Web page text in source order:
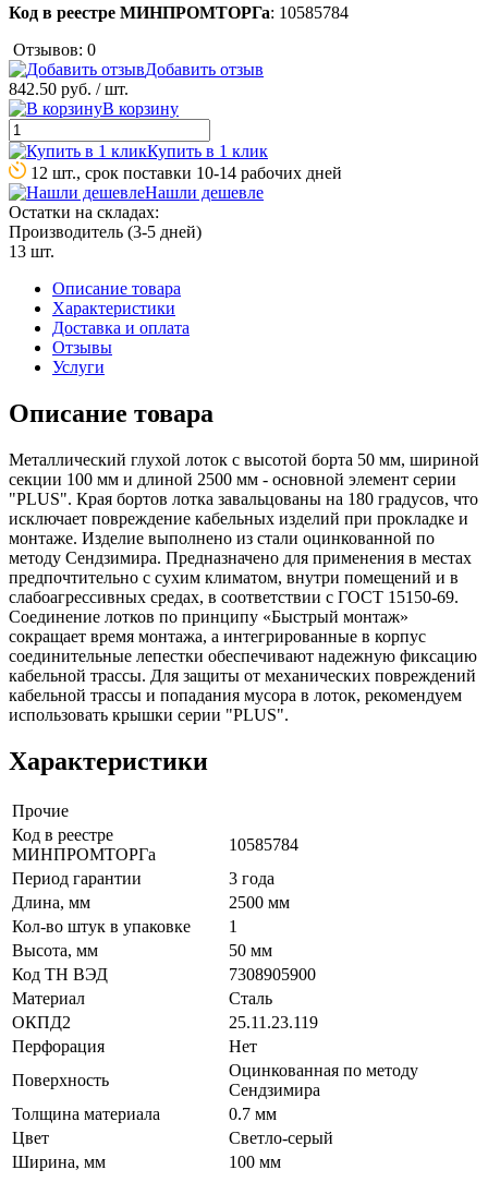
Код в реестре МИНПРОМТОРГа: 10585784
Отзывов: 0
Добавить отзыв
842.50 руб. / шт.
В корзину
Купить в 1 клик
12 шт., срок поставки 10-14 рабочих дней
Нашли дешевле
Остатки на складах:
Производитель (3-5 дней)
13 шт.
Описание товара
Характеристики
Доставка и оплата
Отзывы
Услуги
Описание товара
Металличеcкий глухой лоток с высотой борта 50 мм, шириной
секции 100 мм и длиной 2500 мм - основной элемент серии
"PLUS". Края бортов лотка завальцованы на 180 градусов, что
исключает повреждение кабельных изделий при прокладке и
монтаже. Изделие выполнено из стали оцинкованной по
методу Сендзимира. Предназначено для применения в местах
предпочтительно с сухим климатом, внутри помещений и в
слабоагрессивных средах, в соответствии с ГОСТ 15150-69.
Соединение лотков по принципу «Быстрый монтаж»
сокращает время монтажа, а интегрированные в корпус
соединительные лепестки обеспечивают надежную фиксацию
кабельной трассы. Для защиты от механических повреждений
кабельной трассы и попадания мусора в лоток, рекомендуем
использовать крышки серии "PLUS".
Характеристики
Прочие
Код в реестре
МИНПРОМТОРГа
10585784
Период гарантии
3 года
Длина, мм
2500 мм
Кол-во штук в упаковке
1
Высота, мм
50 мм
Код ТН ВЭД
7308905900
Материал
Сталь
ОКПД2
25.11.23.119
Перфорация
Нет
Поверхность
Оцинкованная по методу
Сендзимира
Толщина материала
0.7 мм
Цвет
Светло-серый
Ширина, мм
100 мм